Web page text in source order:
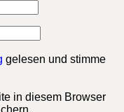
gelesen und stimme
in diesem Browser